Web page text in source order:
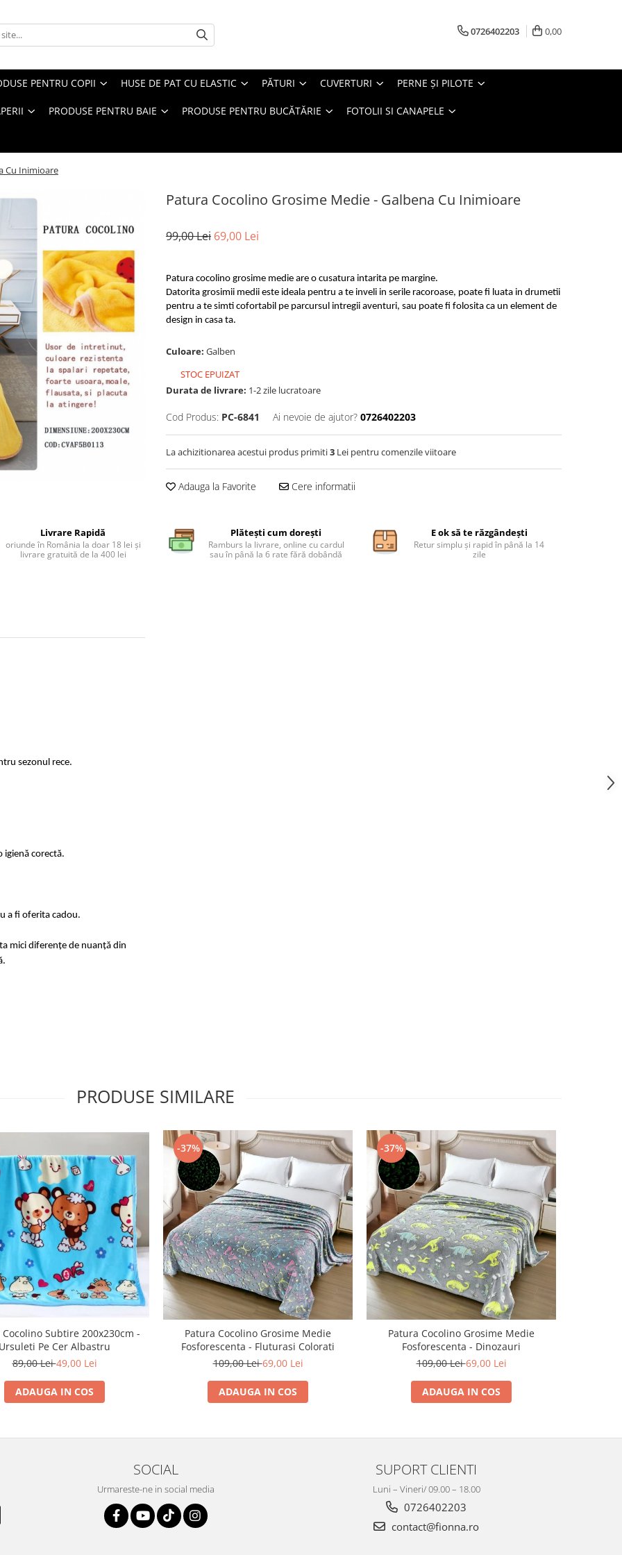
0726402203 0,00
PENTRU COPII HUSE DE PAT CU ELASTIC PĂTURI CUVERTURI PERNE ŞI PILOTE
PRODUSE PENTRU BAIE PRODUSE PENTRU BUCĂTĂRIE FOTOLII SI CANAPELE
Cu Inimioare
Patura Cocolino Grosime Medie - Galbena Cu Inimioare
99,00 Lei 69,00 Lei
Patura cocolino grosime medie are o cusatura intarita pe margine.
Datorita grosimii medii este ideala pentru a te inveli in serile racoroase, poate fi luata in drumetii
pentru a te simti cofortabil pe parcursul intregii aventuri, sau poate fi folosita ca un element de
design in casa ta.
Culoare: Galben
STOC EPUIZAT
Durata de livrare: 1-2 zile lucratoare
Cod Produs: PC-6841 Ai nevoie de ajutor? 0726402203
La achizitionarea acestui produs primiti3 Lei pentru comenzile viitoare
Adauga la Favorite Cere informatii
Livrare Rapidă
oriunde în România la doar 18 lei și
livrare gratuită de la 400 lei
Plătești cum dorești
Ramburs la livrare, online cu cardul
sau în până la 6 rate fără dobândă
E ok să te răzgândești
Retur simplu și rapid în până la 14
zile
sezonul rece.
igienă corectă.
a fi oferita cadou.
mici diferențe de nuanță din
PRODUSE SIMILARE
Cocolino Subtire 200x230cm -
Ursuleti Pe Cer Albastru
89,00 Lei49,00 Lei
ADAUGA IN COS
-37%
Patura Cocolino Grosime Medie
Fosforescenta - Fluturasi Colorati
109,00 Lei69,00 Lei
ADAUGA IN COS
-37%
Patura Cocolino Grosime Medie
Fosforescenta - Dinozauri
109,00 Lei69,00 Lei
ADAUGA IN COS
SOCIAL
Urmareste-ne in social media
SUPORT CLIENTI
Luni – Vineri/ 09.00 – 18.00
0726402203
contact@fionna.ro